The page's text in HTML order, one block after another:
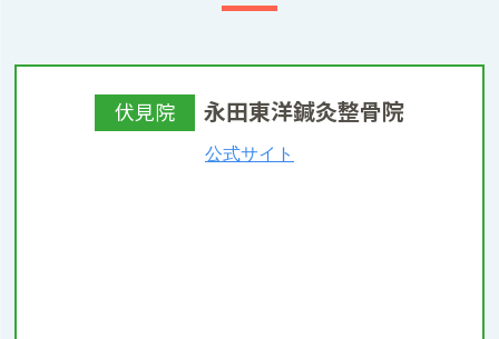
伏見院 永田東洋鍼灸整骨院
公式サイト